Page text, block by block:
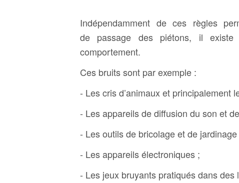
Indépendamment de ces règles
de passage des piétons, il
comportement.
Ces bruits sont par exemple :
- Les cris d’animaux et principalement
- Les appareils de diffusion du son et
- Les outils de bricolage et de jardinage
- Les appareils électroniques ;
- Les jeux bruyants pratiqués dans des